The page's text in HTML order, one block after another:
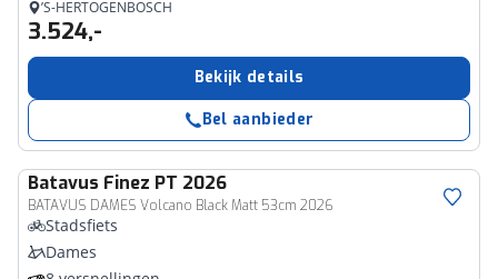
’S-HERTOGENBOSCH
3.524,-
Bekijk details
Bel aanbieder
Batavus Finez PT 2026
BATAVUS DAMES Volcano Black Matt 53cm 2026
Stadsfiets
Dames